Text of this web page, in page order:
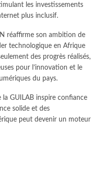
les investissements
plus inclusif.
réaffirme son ambition de
technologique en Afrique
des progrès réalisés,
pour l’innovation et le
du pays.
la GUILAB inspire confiance
solide et des
peut devenir un moteur